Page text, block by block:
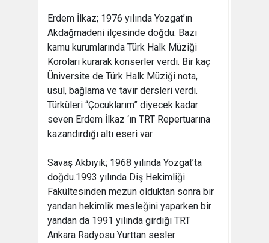
Erdem İlkaz; 1976 yılında Yozgat’ın
Akdağmadeni ilçesinde doğdu. Bazı
kamu kurumlarında Türk Halk Müziği
Koroları kurarak konserler verdi. Bir kaç
Üniversite de Türk Halk Müziği nota,
usul, bağlama ve tavır dersleri verdi.
Türküleri “Çocuklarım” diyecek kadar
seven Erdem İlkaz ‘ın TRT Repertuarına
kazandırdığı altı eseri var.
Savaş Akbıyık; 1968 yılında Yozgat’ta
doğdu.1993 yılında Diş Hekimliği
Fakültesinden mezun olduktan sonra bir
yandan hekimlik mesleğini yaparken bir
yandan da 1991 yılında girdiği TRT
Ankara Radyosu Yurttan sesler